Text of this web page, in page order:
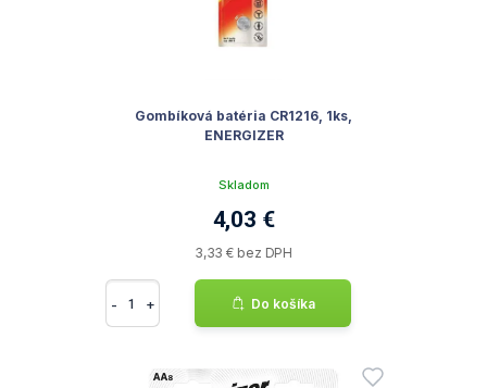
Gombíková batéria CR1216, 1ks,
ENERGIZER
Skladom
4,03 €
3,33 € bez DPH
- + Do košíka